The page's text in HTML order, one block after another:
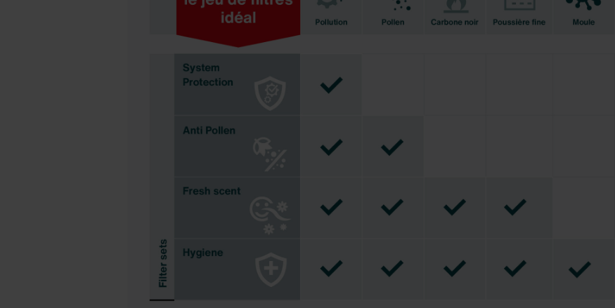
Zehnder Group Ibérica SAU: Política de privacidad
Zehnder Group Italia S.r.l.: Privacy
Zehnder Group İç Mekan İklimlendirme Sanayi ve Ticaret Limitet Şirketi: Web Sitesi Çerezleri
Zehnder Group Nederland bv: Privacyverklaringen
Zehnder Group Sales International: Privacy Policy
Zehnder Group Schweiz AG: Datenschutz
Zehnder Group UK Limited: Privacy Policy